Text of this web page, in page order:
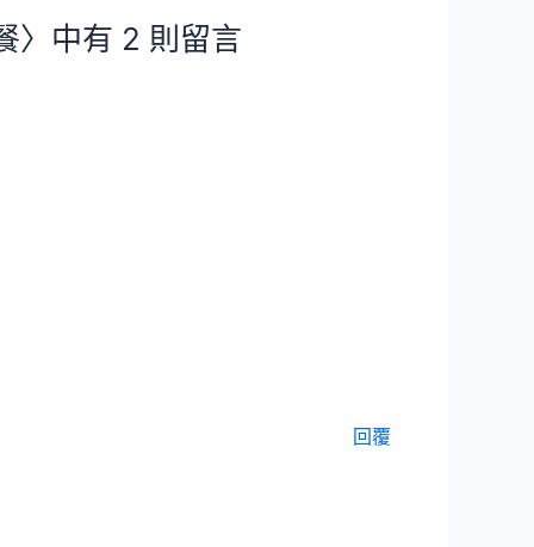
〉中有 2 則留言
回覆